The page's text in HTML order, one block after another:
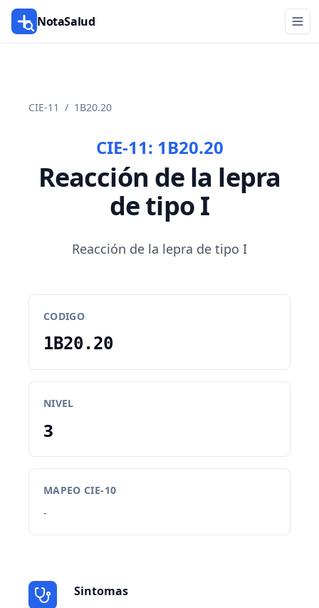
NotaSalud
CIE-11 / 1B20.20
CIE-11: 1B20.20
Reacción de la lepra
de tipo I
Reacción de la lepra de tipo I
CODIGO
1B20.20
NIVEL
3
MAPEO CIE-10
-
Sintomas